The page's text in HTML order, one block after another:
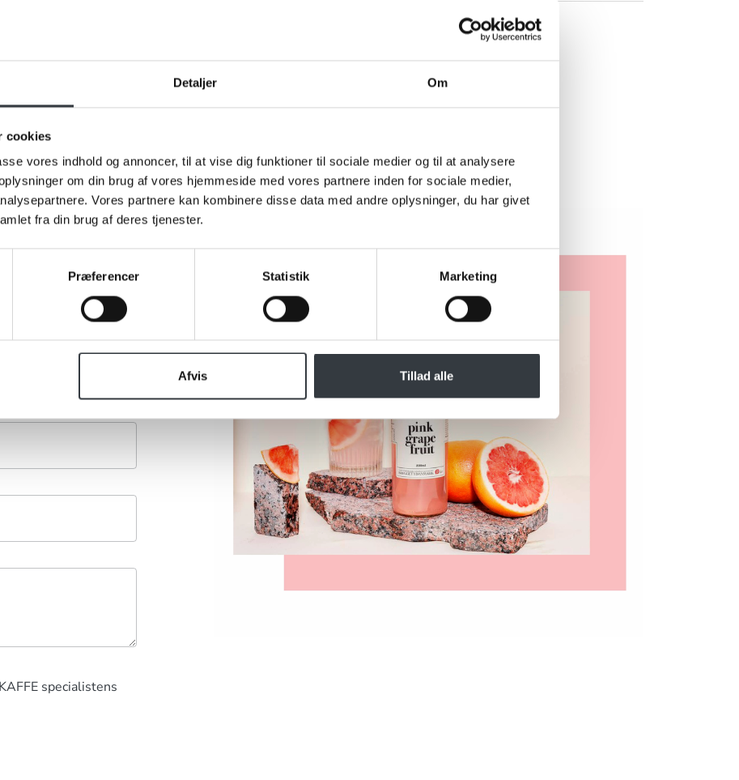
Detaljer Om
cookies
vores indhold og annoncer, til at vise dig funktioner til sociale medier og til at analysere
om din brug af vores hjemmeside med vores partnere inden for sociale medier,
Vores partnere kan kombinere disse data med andre oplysninger, du har givet
fra din brug af deres tjenester.
Præferencer Statistik Marketing
Afvis Tillad alle
du klar til en snak om vores varer?
eller spørgsmål til os, hører vi meget gerne fra dig. Udfyld nedenstående
og send den til os, så vender vi tilbage til dig hurtigst muligt.
specialistens